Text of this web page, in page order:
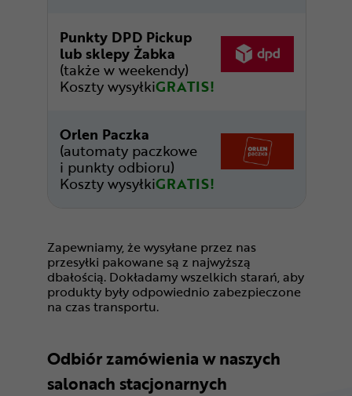
Punkty DPD Pickup
lub sklepy Żabka
(także w weekendy)
Koszty wysyłkiGRATIS!
Orlen Paczka
(automaty paczkowe
i punkty odbioru)
Koszty wysyłkiGRATIS!
Zapewniamy, że wysyłane przez nas
przesyłki pakowane są z najwyższą
dbałością. Dokładamy wszelkich starań, aby
produkty były odpowiednio zabezpieczone
na czas transportu.
Odbiór zamówienia w naszych
salonach stacjonarnych